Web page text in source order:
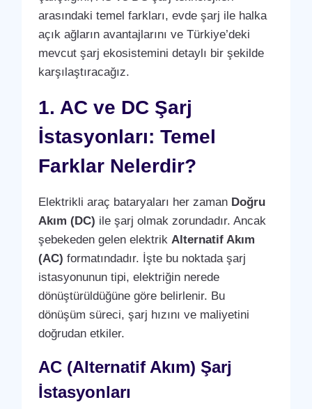
arasındaki temel farkları, evde şarj ile halka
açık ağların avantajlarını ve Türkiye’deki
mevcut şarj ekosistemini detaylı bir şekilde
karşılaştıracağız.
1. AC ve DC Şarj
İstasyonları: Temel
Farklar Nelerdir?
Elektrikli araç bataryaları her zaman Doğru
Akım (DC) ile şarj olmak zorundadır. Ancak
şebekeden gelen elektrik Alternatif Akım
(AC) formatındadır. İşte bu noktada şarj
istasyonunun tipi, elektriğin nerede
dönüştürüldüğüne göre belirlenir. Bu
dönüşüm süreci, şarj hızını ve maliyetini
doğrudan etkiler.
AC (Alternatif Akım) Şarj
İstasyonları